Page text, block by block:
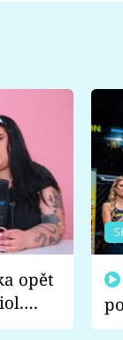
opět
a